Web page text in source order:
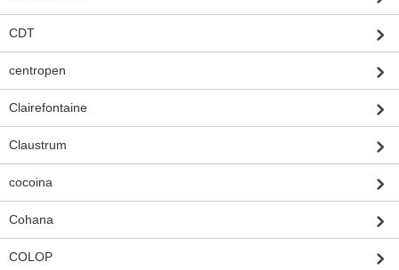
CDT
centropen
Clairefontaine
Claustrum
cocoina
Cohana
COLOP